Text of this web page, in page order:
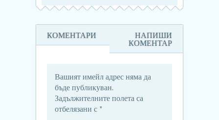
КОМЕНТАРИ
НАПИШИ
КОМЕНТАР
Вашият имейл адрес няма да
бъде публикуван.
Задължителните полета са
отбелязани с *